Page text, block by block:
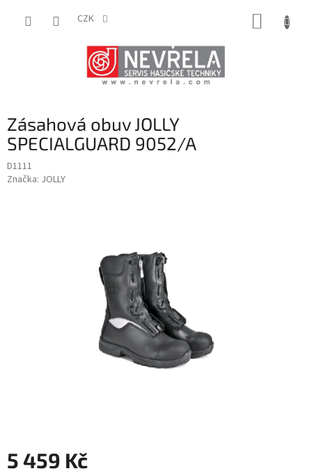
CZK
Zásahová obuv JOLLY
SPECIALGUARD 9052/A
D1111
Značka: JOLLY
5 459 Kč